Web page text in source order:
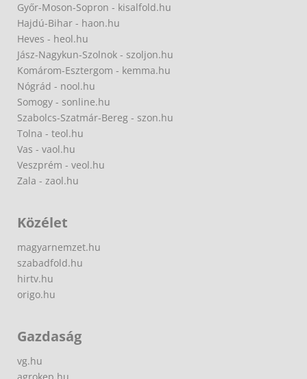
Győr-Moson-Sopron - kisalfold.hu
Hajdú-Bihar - haon.hu
Heves - heol.hu
Jász-Nagykun-Szolnok - szoljon.hu
Komárom-Esztergom - kemma.hu
Nógrád - nool.hu
Somogy - sonline.hu
Szabolcs-Szatmár-Bereg - szon.hu
Tolna - teol.hu
Vas - vaol.hu
Veszprém - veol.hu
Zala - zaol.hu
Közélet
magyarnemzet.hu
szabadfold.hu
hirtv.hu
origo.hu
Gazdaság
vg.hu